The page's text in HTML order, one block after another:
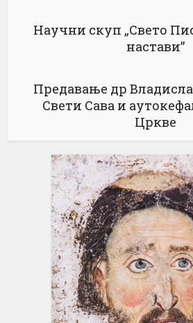
Научни скуп „Свето
настави”
Предавање др
Свети Сава и
Цркве